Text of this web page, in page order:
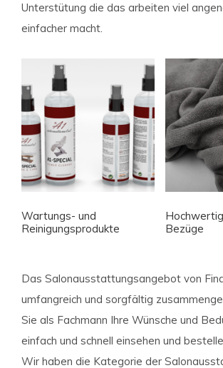
Unterstütung die das arbeiten viel
einfacher macht.
Wartungs- und
Reinigungsprodukte
Bezüge
Das Salonausstattungsangebot von
umfangreich und sorgfältig
Sie als Fachmann Ihre Wünsche und
einfach und schnell einsehen und
Wir haben die Kategorie der